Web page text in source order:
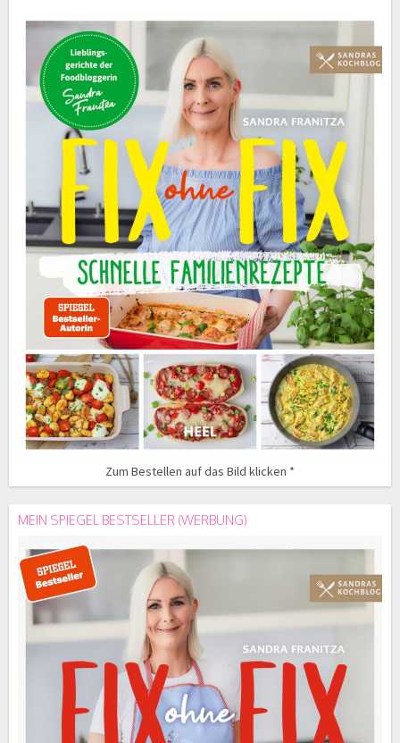
Zum Bestellen auf das Bild klicken *
MEIN SPIEGEL BESTSELLER (WERBUNG)